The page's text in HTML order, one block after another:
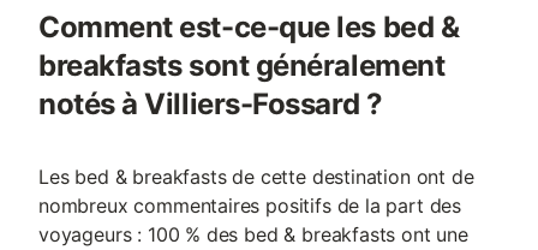
Comment est-ce-que les bed &
breakfasts sont généralement
notés à Villiers-Fossard ?
Les bed & breakfasts de cette destination ont de
nombreux commentaires positifs de la part des
voyageurs : 100 % des bed & breakfasts ont une